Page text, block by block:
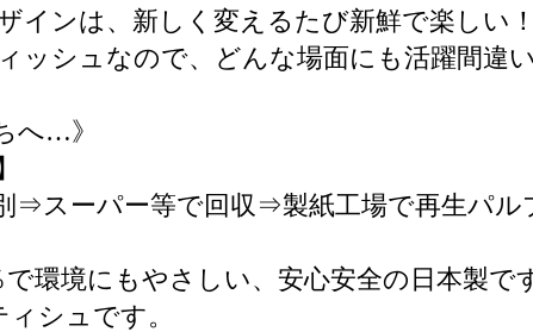
インは、新しく変えるたび新鮮で楽しい！
ッシュなので、どんな場面にも活躍間違
へ…》
⇒スーパー等で回収⇒製紙工場で再生パ
環境にもやさしい、安心安全の日本製で
シュです。